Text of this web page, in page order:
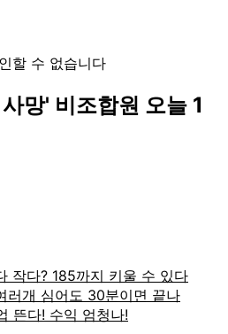
할 수 없습니다
망' 비조합원 오늘 1